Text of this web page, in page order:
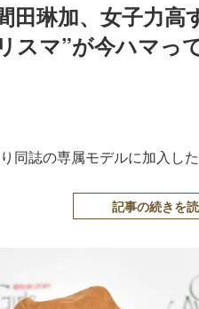
田琳加、女子力
スマ”が今ハマっ
同誌の専属モデルに加入し
記事の続きを